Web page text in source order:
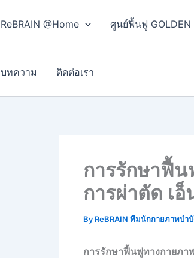
ReBRAIN @Home ศูนย์ฟื้นฟู GOLDEN
บทความ ติดต่อเรา
การรักษาฟื้
การผ่าตัด เ
By ReBRAIN ทีมนักกายภาพบำ
การรักษาฟื้นฟูทางกายภา